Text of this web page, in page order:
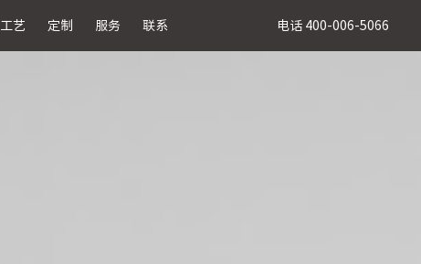
工艺 定制 服务 联系 电话 400-006-5066